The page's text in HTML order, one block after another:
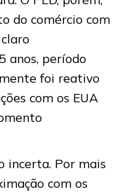
do comércio com
anos, período
foi reativo
com os EUA
incerta. Por mais
com os